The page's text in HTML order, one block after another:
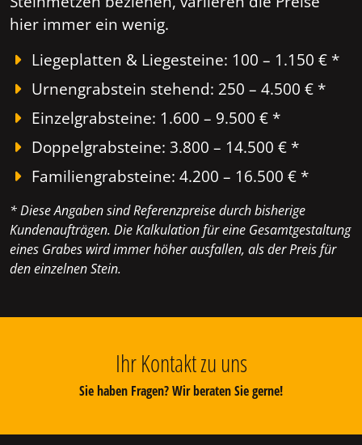
hier immer ein wenig.
Liegeplatten & Liegesteine: 100 – 1.150 € *
Urnengrabstein stehend: 250 – 4.500 € *
Einzelgrabsteine: 1.600 – 9.500 € *
Doppelgrabsteine: 3.800 – 14.500 € *
Familiengrabsteine: 4.200 – 16.500 € *
* Diese Angaben sind Referenzpreise durch bisherige
Kundenaufträgen. Die Kalkulation für eine Gesamtgestaltung
eines Grabes wird immer höher ausfallen, als der Preis für
den einzelnen Stein.
Ihr Kontakt zu uns
Sie haben Fragen? Wir beraten Sie gerne!